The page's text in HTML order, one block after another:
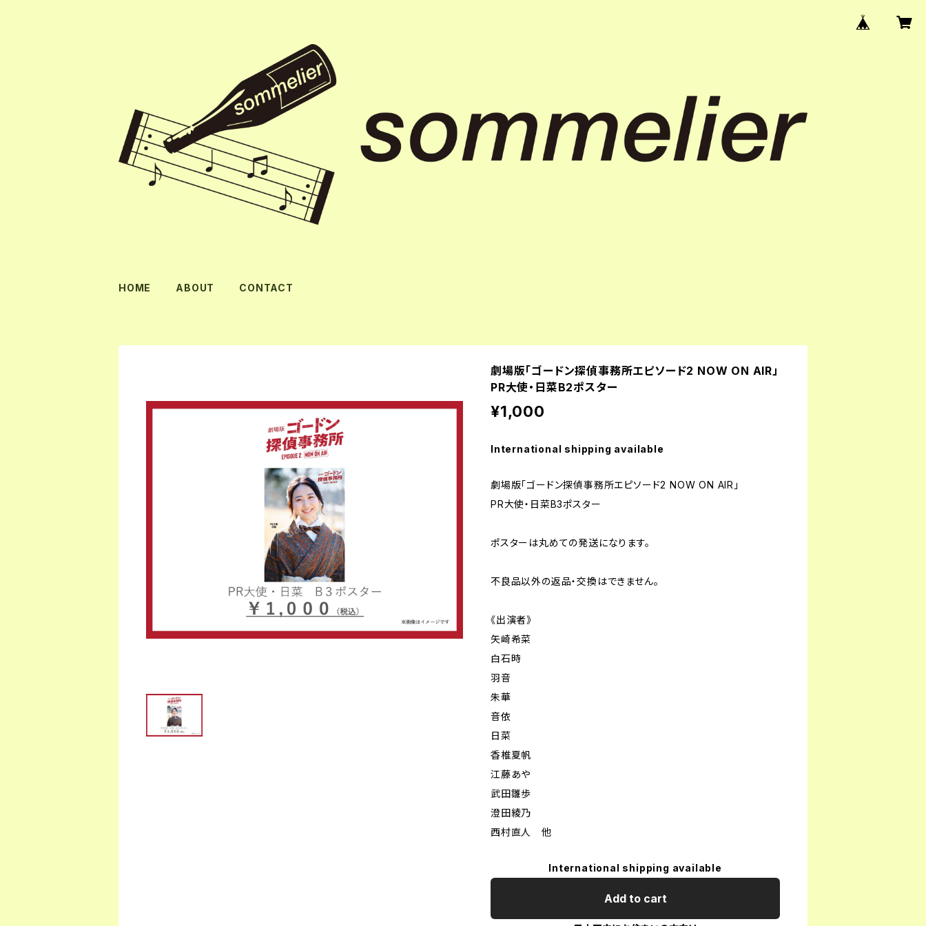
HOME ABOUT CONTACT
劇場版「ゴードン探偵事務所エピソード2 NOW ON AIR」
PR大使・日菜B2ポスター
¥1,000
International shipping available
劇場版「ゴードン探偵事務所エピソード2 NOW ON AIR」
PR大使・日菜B3ポスター
ポスターは丸めての発送になります。
不良品以外の返品・交換はできません。
《出演者》
矢崎希菜
白石時
羽音
朱華
音依
日菜
香椎夏帆
江藤あや
武田雛歩
澄田綾乃
西村直人 他
International shipping available
Add to cart